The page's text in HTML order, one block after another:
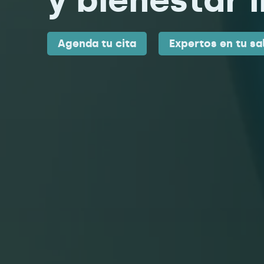
Agenda tu cita Expertos en tu